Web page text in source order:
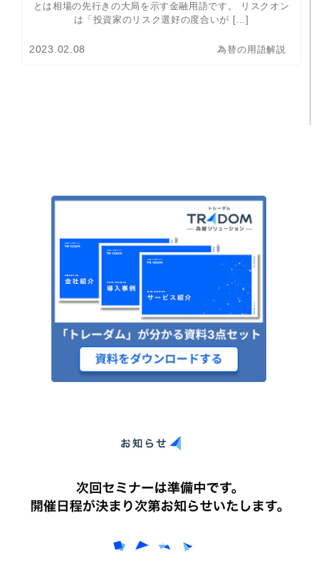
とは相場の先行きの大局を示す金融用語です。 リスクオン
は「投資家のリスク選好の度合いが […]
2023.02.08 為替の用語解説